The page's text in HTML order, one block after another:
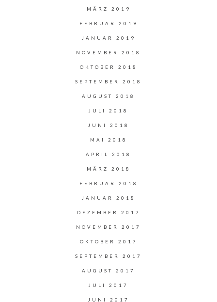
MÄRZ 2019
FEBRUAR 2019
JANUAR 2019
NOVEMBER 2018
OKTOBER 2018
SEPTEMBER 2018
AUGUST 2018
JULI 2018
JUNI 2018
MAI 2018
APRIL 2018
MÄRZ 2018
FEBRUAR 2018
JANUAR 2018
DEZEMBER 2017
NOVEMBER 2017
OKTOBER 2017
SEPTEMBER 2017
AUGUST 2017
JULI 2017
JUNI 2017